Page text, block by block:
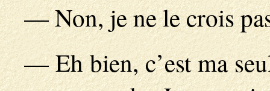
— Non, je ne le crois
— Eh bien, c’est ma